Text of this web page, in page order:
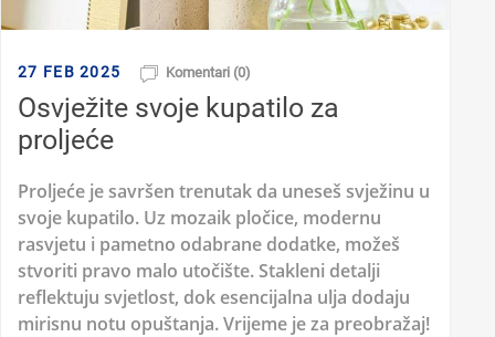
27 FEB 2025 Komentari (0)
Osvježite svoje kupatilo za
proljeće
Proljeće je savršen trenutak da uneseš svježinu u
svoje kupatilo. Uz mozaik pločice, modernu
rasvjetu i pametno odabrane dodatke, možeš
stvoriti pravo malo utočište. Stakleni detalji
reflektuju svjetlost, dok esencijalna ulja dodaju
mirisnu notu opuštanja. Vrijeme je za preobražaj!